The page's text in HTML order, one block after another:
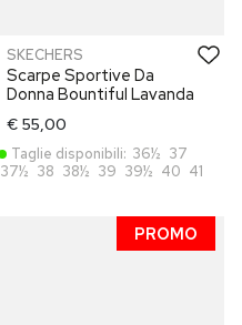
SKECHERS
Scarpe Sportive Da
Donna Bountiful Lavanda
€ 55,00
Taglie disponibili: 36½ 37
37½ 38 38½ 39 39½ 40 41
PROMO